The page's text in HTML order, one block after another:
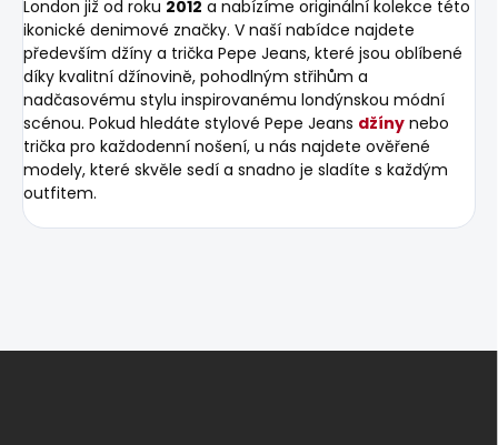
London již od roku 2012 a nabízíme originální kolekce této
ikonické denimové značky. V naší nabídce najdete
především džíny a trička Pepe Jeans, které jsou oblíbené
díky kvalitní džínovině, pohodlným střihům a
nadčasovému stylu inspirovanému londýnskou módní
scénou. Pokud hledáte stylové Pepe Jeans džíny nebo
trička pro každodenní nošení, u nás najdete ověřené
modely, které skvěle sedí a snadno je sladíte s každým
outfitem.
Z